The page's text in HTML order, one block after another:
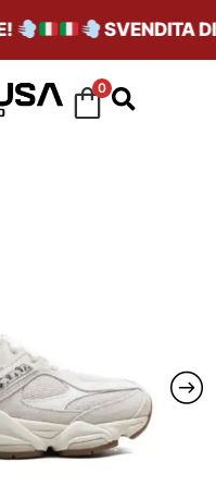
SVENDITA DI
0